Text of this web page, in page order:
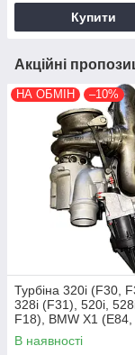
Купити
Акційні
НА ОБМІН –10%
Турбіна 320i (F30,
328i (F31), 520i,
F18), BMW X1 (E84,
F25) N20B20, 2011+,
В наявності